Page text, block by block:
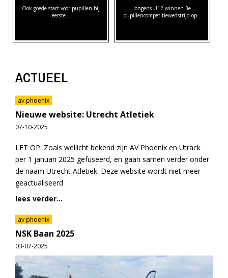
Ook goede start voor pupillen bij
eerste…
Jongens U12 winnen 3e
pupillencompetitiewedstrijd op…
ACTUEEL
av phoenix
Nieuwe website: Utrecht Atletiek
07-10-2025
LET OP: Zoals wellicht bekend zijn AV Phoenix en Utrack
per 1 januari 2025 gefuseerd, en gaan samen verder onder
de naam Utrecht Atletiek. Deze website wordt niet meer
geactualiseerd
lees verder...
av phoenix
NSK Baan 2025
03-07-2025